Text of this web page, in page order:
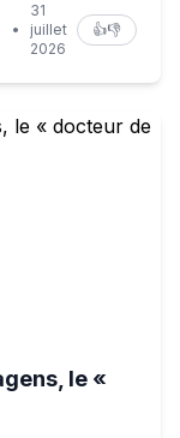
•
31
juillet
2026
👍👎
« docteur de la
le «